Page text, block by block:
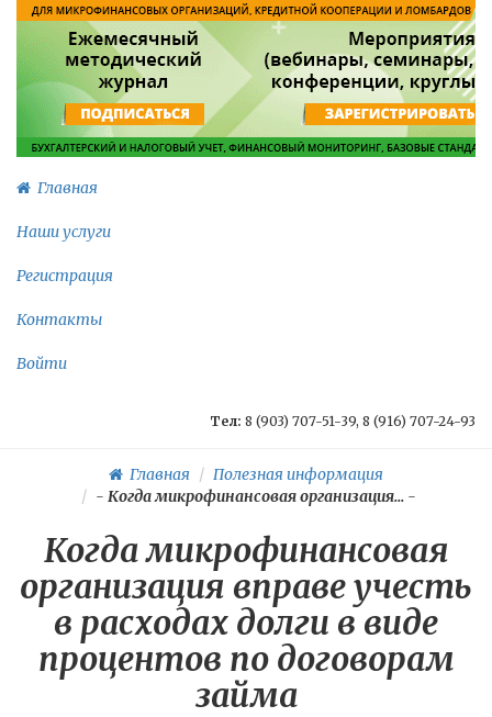
Главная
Наши услуги
Регистрация
Контакты
Войти
Тел: 8 (903) 707-51-39, 8 (916) 707-24-93
Главная
Полезная информация
- Когда микрофинансовая организация... -
Когда микрофинансовая
организация вправе учесть
в расходах долги в виде
процентов по договорам
займа